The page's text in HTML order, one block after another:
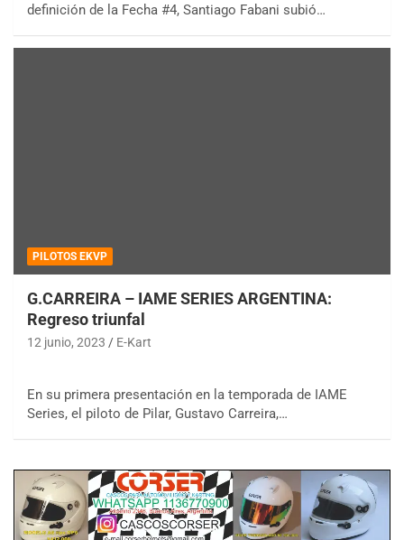
definición de la Fecha #4, Santiago Fabani subió…
PILOTOS EKVP
G.CARREIRA – IAME SERIES ARGENTINA:
Regreso triunfal
12 junio, 2023 E-Kart
En su primera presentación en la temporada de IAME
Series, el piloto de Pilar, Gustavo Carreira,…
IAME SERIES ARGENTINA 6
Ramiro Tot (Asfalto)
Baradero (Buenos Aires)